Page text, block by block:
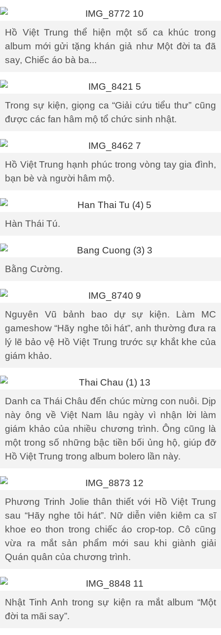
Hồ Việt Trung thể hiện một số ca khúc trong
album mới gửi tặng khán giả như Một đời ta đã
say, Chiếc áo bà ba...
Trong sự kiện, giọng ca “Giải cứu tiểu thư” cũng
được các fan hâm mộ tổ chức sinh nhật.
Hồ Việt Trung hạnh phúc trong vòng tay gia đình,
bạn bè và người hâm mộ.
Hàn Thái Tú.
Bằng Cường.
Nguyên Vũ bảnh bao dự sự kiện. Làm MC
gameshow “Hãy nghe tôi hát”, anh thường đưa ra
lý lẽ bảo vệ Hồ Việt Trung trước sự khắt khe của
giám khảo.
Danh ca Thái Châu đến chúc mừng con nuôi. Dịp
này ông về Việt Nam lâu ngày vì nhận lời làm
giám khảo của nhiều chương trình. Ông cũng là
một trong số những bậc tiền bối ủng hộ, giúp đỡ
Hồ Việt Trung trong album bolero lần này.
Phương Trinh Jolie thân thiết với Hồ Việt Trung
sau “Hãy nghe tôi hát”. Nữ diễn viên kiêm ca sĩ
khoe eo thon trong chiếc áo crop-top. Cô cũng
vừa ra mắt sản phẩm mới sau khi giành giải
Quán quân của chương trình.
Nhật Tinh Anh trong sự kiện ra mắt album “Một
đời ta mãi say”.